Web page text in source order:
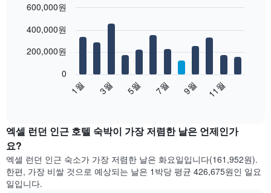
chart
12
는
월
객
실
평
graphic.
1월 3월 5월 7월 9월 11월
0
200,000원
400,000원
600,000원
엑셀 런던 인근 호텔 숙박이 가장 저렴한 날은 언제인가
요?
엑셀 런던 인근 숙소가 가장 저렴한 날은 화요일입니다(161,952원).
한편, 가장 비쌀 것으로 예상되는 날은 1박당 평균 426,675원​인 일요
일입니다.